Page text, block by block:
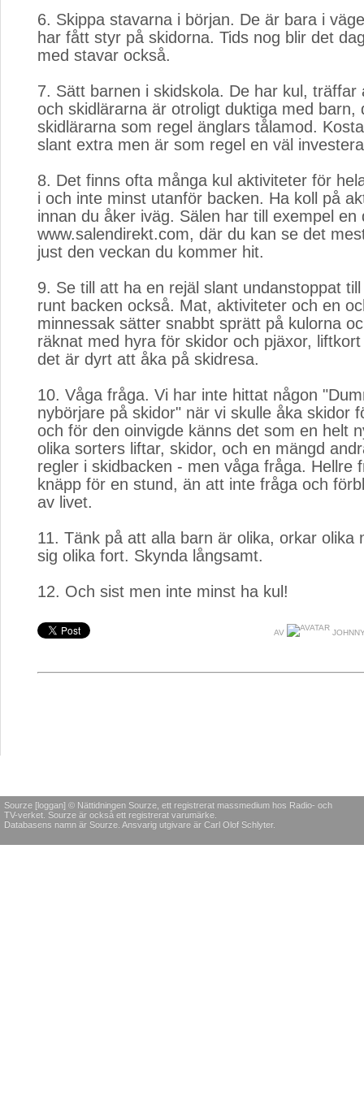
6. Skippa stavarna i början. De är bara i
har fått styr på skidorna. Tids nog blir det
med stavar också.
7. Sätt barnen i skidskola. De har kul, träffar
och skidlärarna är otroligt duktiga med barn,
skidlärarna som regel änglars tålamod.
slant extra men är som regel en väl
8. Det finns ofta många kul aktiviteter för
i och inte minst utanför backen. Ha koll på
innan du åker iväg. Sälen har till exempel en
www.salendirekt.com, där du kan se det
just den veckan du kommer hit.
9. Se till att ha en rejäl slant undanstoppat
runt backen också. Mat, aktiviteter och en
minnessak sätter snabbt sprätt på kulorna
räknat med hyra för skidor och pjäxor,
det är dyrt att åka på skidresa.
10. Våga fråga. Vi har inte hittat någon
nybörjare på skidor" när vi skulle åka skidor
och för den oinvigde känns det som en helt
olika sorters liftar, skidor, och en mängd
regler i skidbacken - men våga fråga. Hellre
knäpp för en stund, än att inte fråga och
av livet.
11. Tänk på att alla barn är olika, orkar olika
sig olika fort. Skynda långsamt.
12. Och sist men inte minst ha kul!
AV
Sourze [loggan] © Nättidningen Sourze, ett registrerat massmedium hos Radio- och
TV-verket. Sourze är också ett registrerat varumärke.
Databasens namn är Sourze. Ansvarig utgivare är Carl Olof Schlyter.